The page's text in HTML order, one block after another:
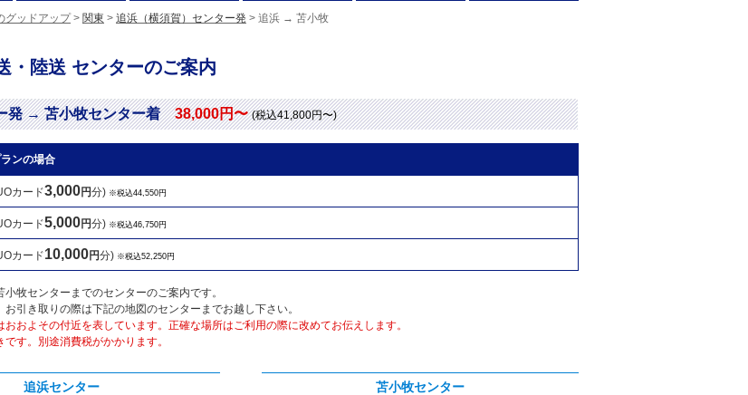
グッドアップ> 関東 > 追浜（横須賀）センター発 > 追浜 → 苫小牧
・陸送 センターのご案内
発 → 苫小牧センター着38,000円〜 (税込41,800円〜)
ンの場合
カード3,000円分) ※税込44,550円
カード5,000円分) ※税込46,750円
カード10,000円分) ※税込52,250円
牧センターまでのセンターのご案内です。
お引き取りの際は下記の地図のセンターまでお越し下さい。
およその付近を表しています。正確な場所はご利用の際に改めてお伝えします。
す。別途消費税がかかります。
追浜センター 苫小牧センター